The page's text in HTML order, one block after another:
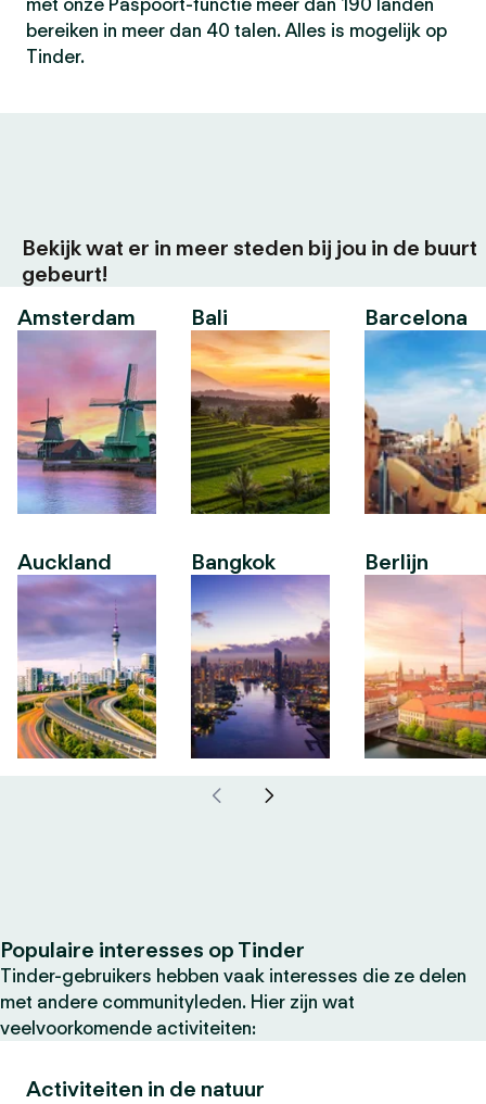
met onze Paspoort-functie meer dan 190 landen
bereiken in meer dan 40 talen. Alles is mogelijk op
Tinder.
Bekijk wat er in meer steden bij jou in de buurt
gebeurt!
Amsterdam
Auckland
Bali
Bangkok
Barcelona
Berlijn
Populaire interesses op Tinder
Tinder-gebruikers hebben vaak interesses die ze delen
met andere communityleden. Hier zijn wat
veelvoorkomende activiteiten:
Activiteiten in de natuur